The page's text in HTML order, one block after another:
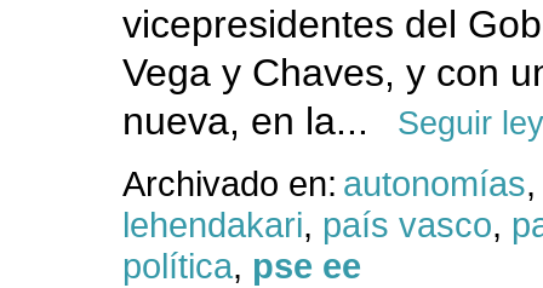
vicepresidentes del
Vega y Chaves, y con
nueva, en la...
Seguir
Archivado en: autonomías,
lehendakari, país vasco,
política, pse ee